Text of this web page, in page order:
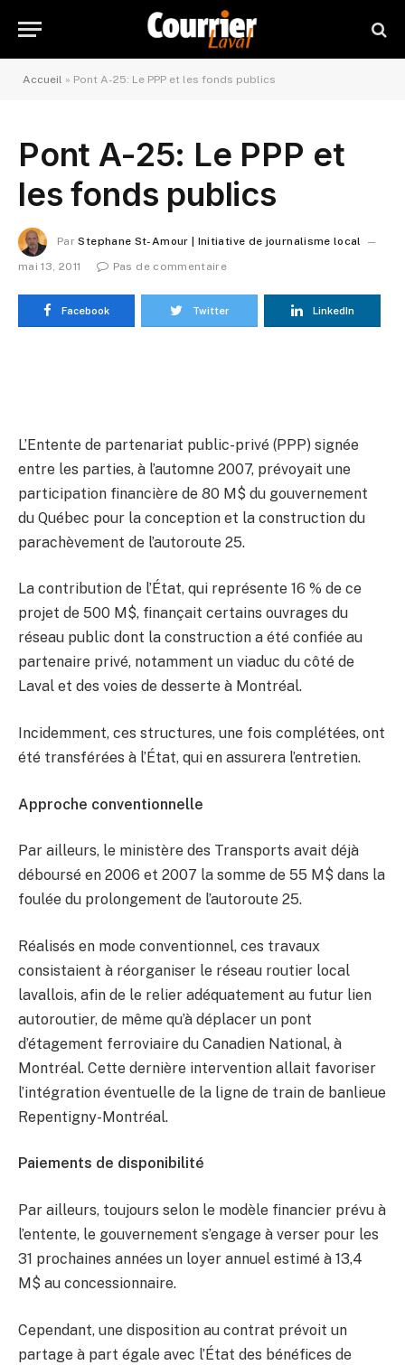
Accueil » Pont A-25: Le PPP et les fonds publics
Pont A-25: Le PPP et
les fonds publics
Par Stephane St-Amour | Initiative de journalisme local
mai 13, 2011
Pas de commentaire
Facebook Twitter LinkedIn
L’Entente de partenariat public-privé (PPP) signée
entre les parties, à l’automne 2007, prévoyait une
participation financière de 80 M$ du gouvernement
du Québec pour la conception et la construction du
parachèvement de l’autoroute 25.
La contribution de l’État, qui représente 16 % de ce
projet de 500 M$, finançait certains ouvrages du
réseau public dont la construction a été confiée au
partenaire privé, notamment un viaduc du côté de
Laval et des voies de desserte à Montréal.
Incidemment, ces structures, une fois complétées, ont
été transférées à l’État, qui en assurera l’entretien.
Approche conventionnelle
Par ailleurs, le ministère des Transports avait déjà
déboursé en 2006 et 2007 la somme de 55 M$ dans la
foulée du prolongement de l’autoroute 25.
Réalisés en mode conventionnel, ces travaux
consistaient à réorganiser le réseau routier local
lavallois, afin de le relier adéquatement au futur lien
autoroutier, de même qu’à déplacer un pont
d’étagement ferroviaire du Canadien National, à
Montréal. Cette dernière intervention allait favoriser
l’intégration éventuelle de la ligne de train de banlieue
Repentigny-Montréal.
Paiements de disponibilité
Par ailleurs, toujours selon le modèle financier prévu à
l’entente, le gouvernement s’engage à verser pour les
31 prochaines années un loyer annuel estimé à 13,4
M$ au concessionnaire.
Cependant, une disposition au contrat prévoit un
partage à part égale avec l’État des bénéfices de